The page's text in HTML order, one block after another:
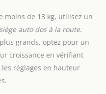
moins de 13 kg, utilisez un
siège auto dos à la route.
grands, optez pour un
croissance en vérifiant
réglages en hauteur